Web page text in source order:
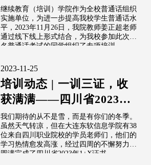
2023年下半年普通话培
训！
继续教育（培训）学院作为全校普通话组织
实施单位，为进一步提高我校学生普通话水
平，2023年11月26日，我院教师姜正超老师
通过线下线上形式结合，为我校参加此次报
名普通话考试的同学组织了专项培训。
2023-11-25
培训动态 | 一训三证，收
获满满——四川省2023年1
＋X证书制度种子教师培
训班...
我们期待的从不是雪，而是有你们的冬季。
虽然天气转凉，但在大连东软信息学院有38
位来自四川职业院校的学员老师们，他们的
学习热情愈发高涨，经过四周的不懈努力，
圆满完成了四川省2023年1+X证书...